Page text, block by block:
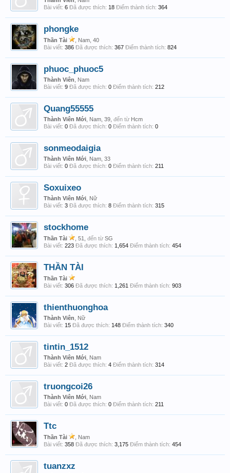
Bài viết: 6 Đã được thích: 18 Điểm thành tích: 364
phongke
Thần Tài
, Nam, 40
Bài viết: 386 Đã được thích: 367 Điểm thành tích: 824
phuoc_phuoc5
Thành Viên , Nam
Bài viết: 9 Đã được thích: 0 Điểm thành tích: 212
Quang55555
Thành Viên Mới , Nam, 39, đến từ Hcm
Bài viết: 0 Đã được thích: 0 Điểm thành tích: 0
sonmeodaigia
Thành Viên Mới , Nam, 33
Bài viết: 0 Đã được thích: 0 Điểm thành tích: 211
Soxuixeo
Thành Viên Mới , Nữ
Bài viết: 3 Đã được thích: 8 Điểm thành tích: 315
stockhome
Thần Tài , 51, đến từ SG
Bài viết: 223 Đã được thích: 1,654 Điểm thành tích: 454
THẦN TÀI
Thần Tài
Bài viết: 306 Đã được thích: 1,261 Điểm thành tích: 903
thienthuonghoa
Thành Viên , Nữ
Bài viết: 15 Đã được thích: 148 Điểm thành tích: 340
tintin_1512
Thành Viên Mới , Nam
Bài viết: 2 Đã được thích: 4 Điểm thành tích: 314
truongcoi26
Thành Viên Mới , Nam
Bài viết: 0 Đã được thích: 0 Điểm thành tích: 211
Ttc
Thần Tài
, Nam
Bài viết: 358 Đã được thích: 3,175 Điểm thành tích: 454
tuanzxz